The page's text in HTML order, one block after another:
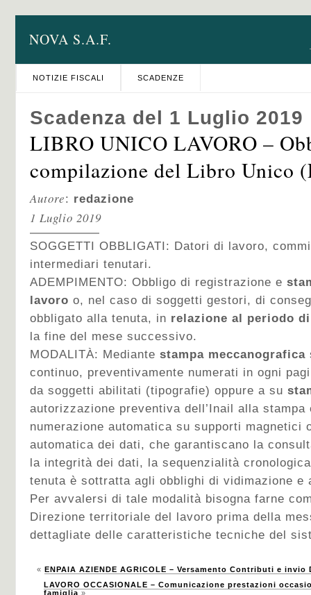
NOVA S.A.F.
NOTIZIE FISCALI SCADENZE
Scadenza del 1 Luglio 2019
LIBRO UNICO LAVORO –
compilazione del Libro Unico
Autore: redazione
1 Luglio 2019
SOGGETTI OBBLIGATI: Datori di lavoro,
intermediari tenutari.
ADEMPIMENTO: Obbligo di registrazione e
lavoro o, nel caso di soggetti gestori, di
obbligato alla tenuta, in relazione al periodo
la fine del mese successivo.
MODALITÀ: Mediante stampa meccanografica
continuo, preventivamente numerati in ogni
da soggetti abilitati (tipografie) oppure a su
autorizzazione preventiva dell’Inail alla
numerazione automatica su supporti magnetici
automatica dei dati, che garantiscano la
la integrità dei dati, la sequenzialità
tenuta è sottratta agli obblighi di vidimazione e
Per avvalersi di tale modalità bisogna farne
Direzione territoriale del lavoro prima della
dettagliate delle caratteristiche tecniche del
« ENPAIA AZIENDE AGRICOLE – Versamento Contributi e invio
LAVORO OCCASIONALE – Comunicazione prestazioni
famiglia »